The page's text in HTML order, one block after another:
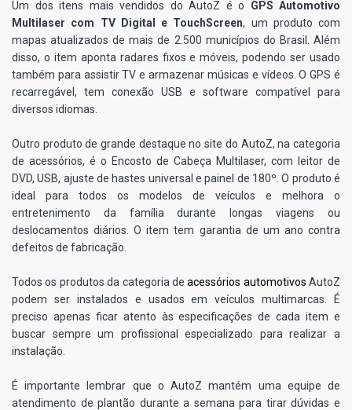
Um dos itens mais vendidos do AutoZ é o GPS Automotivo
Multilaser com TV Digital e TouchScreen, um produto com
mapas atualizados de mais de 2.500 municípios do Brasil. Além
disso, o item aponta radares fixos e móveis, podendo ser usado
também para assistir TV e armazenar músicas e vídeos. O GPS é
recarregável, tem conexão USB e software compatível para
diversos idiomas.
Outro produto de grande destaque no site do AutoZ, na categoria
de acessórios, é o Encosto de Cabeça Multilaser, com leitor de
DVD, USB, ajuste de hastes universal e painel de 180º. O produto é
ideal para todos os modelos de veículos e melhora o
entretenimento da família durante longas viagens ou
deslocamentos diários. O item tem garantia de um ano contra
defeitos de fabricação.
Todos os produtos da categoria deacessórios automotivos AutoZ
podem ser instalados e usados em veículos multimarcas. É
preciso apenas ficar atento às especificações de cada item e
buscar sempre um profissional especializado para realizar a
instalação.
É importante lembrar que o AutoZ mantém uma equipe de
atendimento de plantão durante a semana para tirar dúvidas e